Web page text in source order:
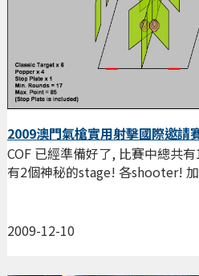
2009澳門氣槍實用射擊國際邀請
2009-12-10
COF 已經準備好了, 比賽中總共
有2個神秘的stage! 各shooter!